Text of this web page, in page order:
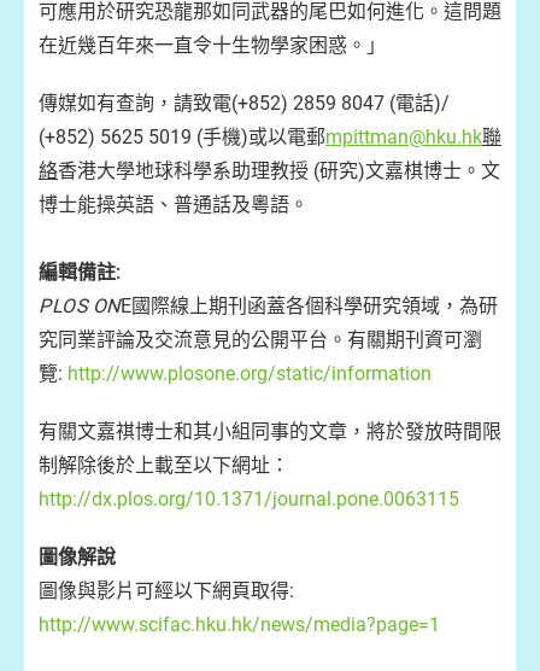
可應用於研究恐龍那如同武器的尾巴如何進化。這問題
在近幾百年來一直令十生物學家困惑。」
傳媒如有查詢，請致電(+852) 2859 8047 (電話)/
(+852) 5625 5019 (手機)或以電郵mpittman@hku.hk聯
絡香港大學地球科學系助理教授 (研究)文嘉棋博士。文
博士能操英語、普通話及粵語。
編輯備註:
PLOS ONE國際線上期刊函蓋各個科學研究領域，為研
究同業評論及交流意見的公開平台。有關期刊資可瀏
覽: http://www.plosone.org/static/information
有關文嘉祺博士和其小組同事的文章，將於發放時間限
制解除後於上載至以下網址：
http://dx.plos.org/10.1371/journal.pone.0063115
圖像解說
圖像與影片可經以下網頁取得:
http://www.scifac.hku.hk/news/media?page=1